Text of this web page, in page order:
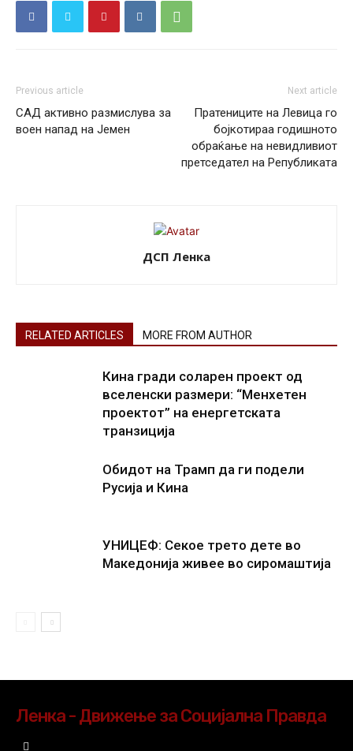
Previous article
САД активно размислува за
воен напад на Јемен
Next article
Пратениците на Левица го
бојкотираа годишното
обраќање на невидливиот
претседател на Републиката
ДСП Ленка
RELATED ARTICLES MORE FROM AUTHOR
Кина гради соларен проект од
вселенски размери: “Менхетен
проектот” на енергетската
транзиција
Обидот на Трамп да ги подели
Русија и Кина
УНИЦЕФ: Секое трето дете во
Македонија живее во сиромаштија
Ленка - Движење за Социјална Правда